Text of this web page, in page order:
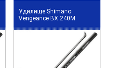
Удилище Shimano
Vengeance BX 240M